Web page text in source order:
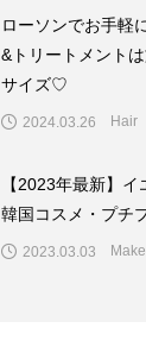
ローソンでお手軽
&トリートメント
サイズ♡
2024.03.26 Hair
【2023年最新】
韓国コスメ・プチ
2023.03.03